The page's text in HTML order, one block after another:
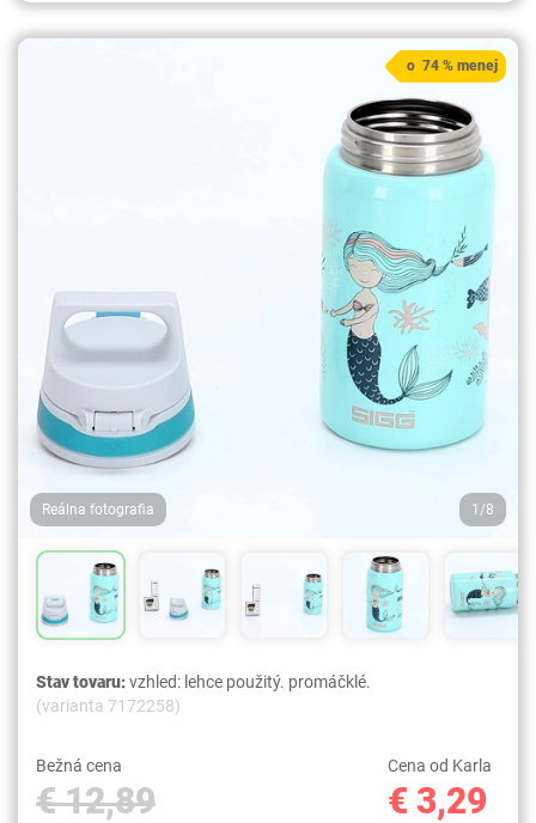
Reálna fotografia 1/8
o 74 % menej
Stav tovaru:vzhled: lehce použitý. promáčklé.
(varianta 7172258)
Bežná cena
€ 12,89
Cena od Karla
€ 3,29